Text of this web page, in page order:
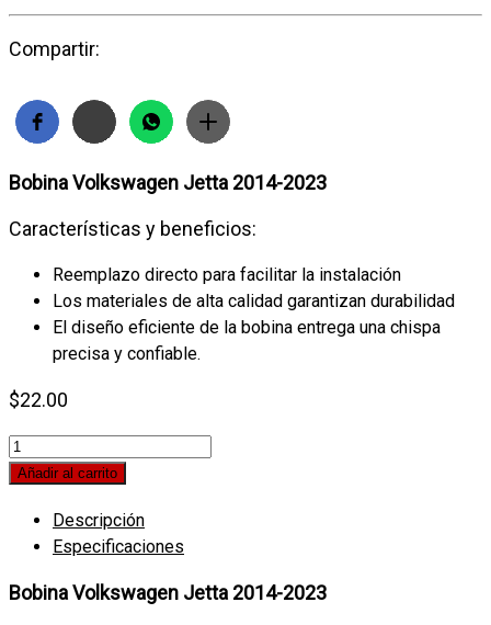
Compartir:
Bobina Volkswagen Jetta 2014-2023
Características y beneficios:
Reemplazo directo para facilitar la instalación
Los materiales de alta calidad garantizan durabilidad
El diseño eficiente de la bobina entrega una chispa
precisa y confiable.
$22.00
Bobina
Volkswagen
2014-
2023
Añadir al carrito
Descripción
Especificaciones
Bobina Volkswagen Jetta 2014-2023